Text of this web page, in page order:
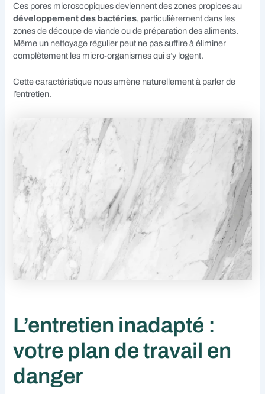
Ces pores microscopiques deviennent des zones propices au
développement des bactéries, particulièrement dans les
zones de découpe de viande ou de préparation des aliments.
Même un nettoyage régulier peut ne pas suffire à éliminer
complètement les micro-organismes qui s’y logent.
Cette caractéristique nous amène naturellement à parler de
l’entretien.
L’entretien inadapté :
votre plan de travail en
danger